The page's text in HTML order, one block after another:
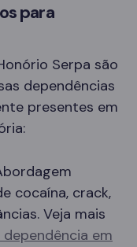
para
Serpa são
dependências
presentes em
cocaína, crack,
Veja mais
em